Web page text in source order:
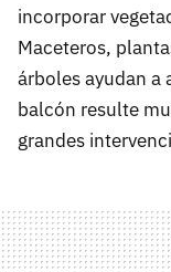
incorporar
Maceteros,
árboles ayudan a
balcón resulte
grandes